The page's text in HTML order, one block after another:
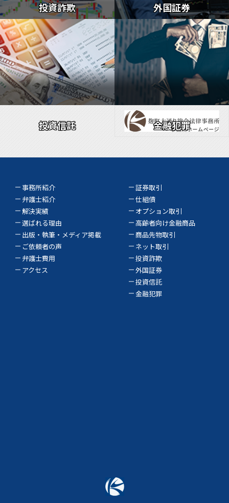
投資詐欺 外国証券
投資信託 金融犯罪
事務所紹介
弁護士紹介
解決実績
選ばれる理由
出版・執筆・メディア掲載
ご依頼者の声
弁護士費用
アクセス
証券取引
仕組債
オプション取引
高齢者向け金融商品
商品先物取引
ネット取引
投資詐欺
外国証券
投資信託
金融犯罪